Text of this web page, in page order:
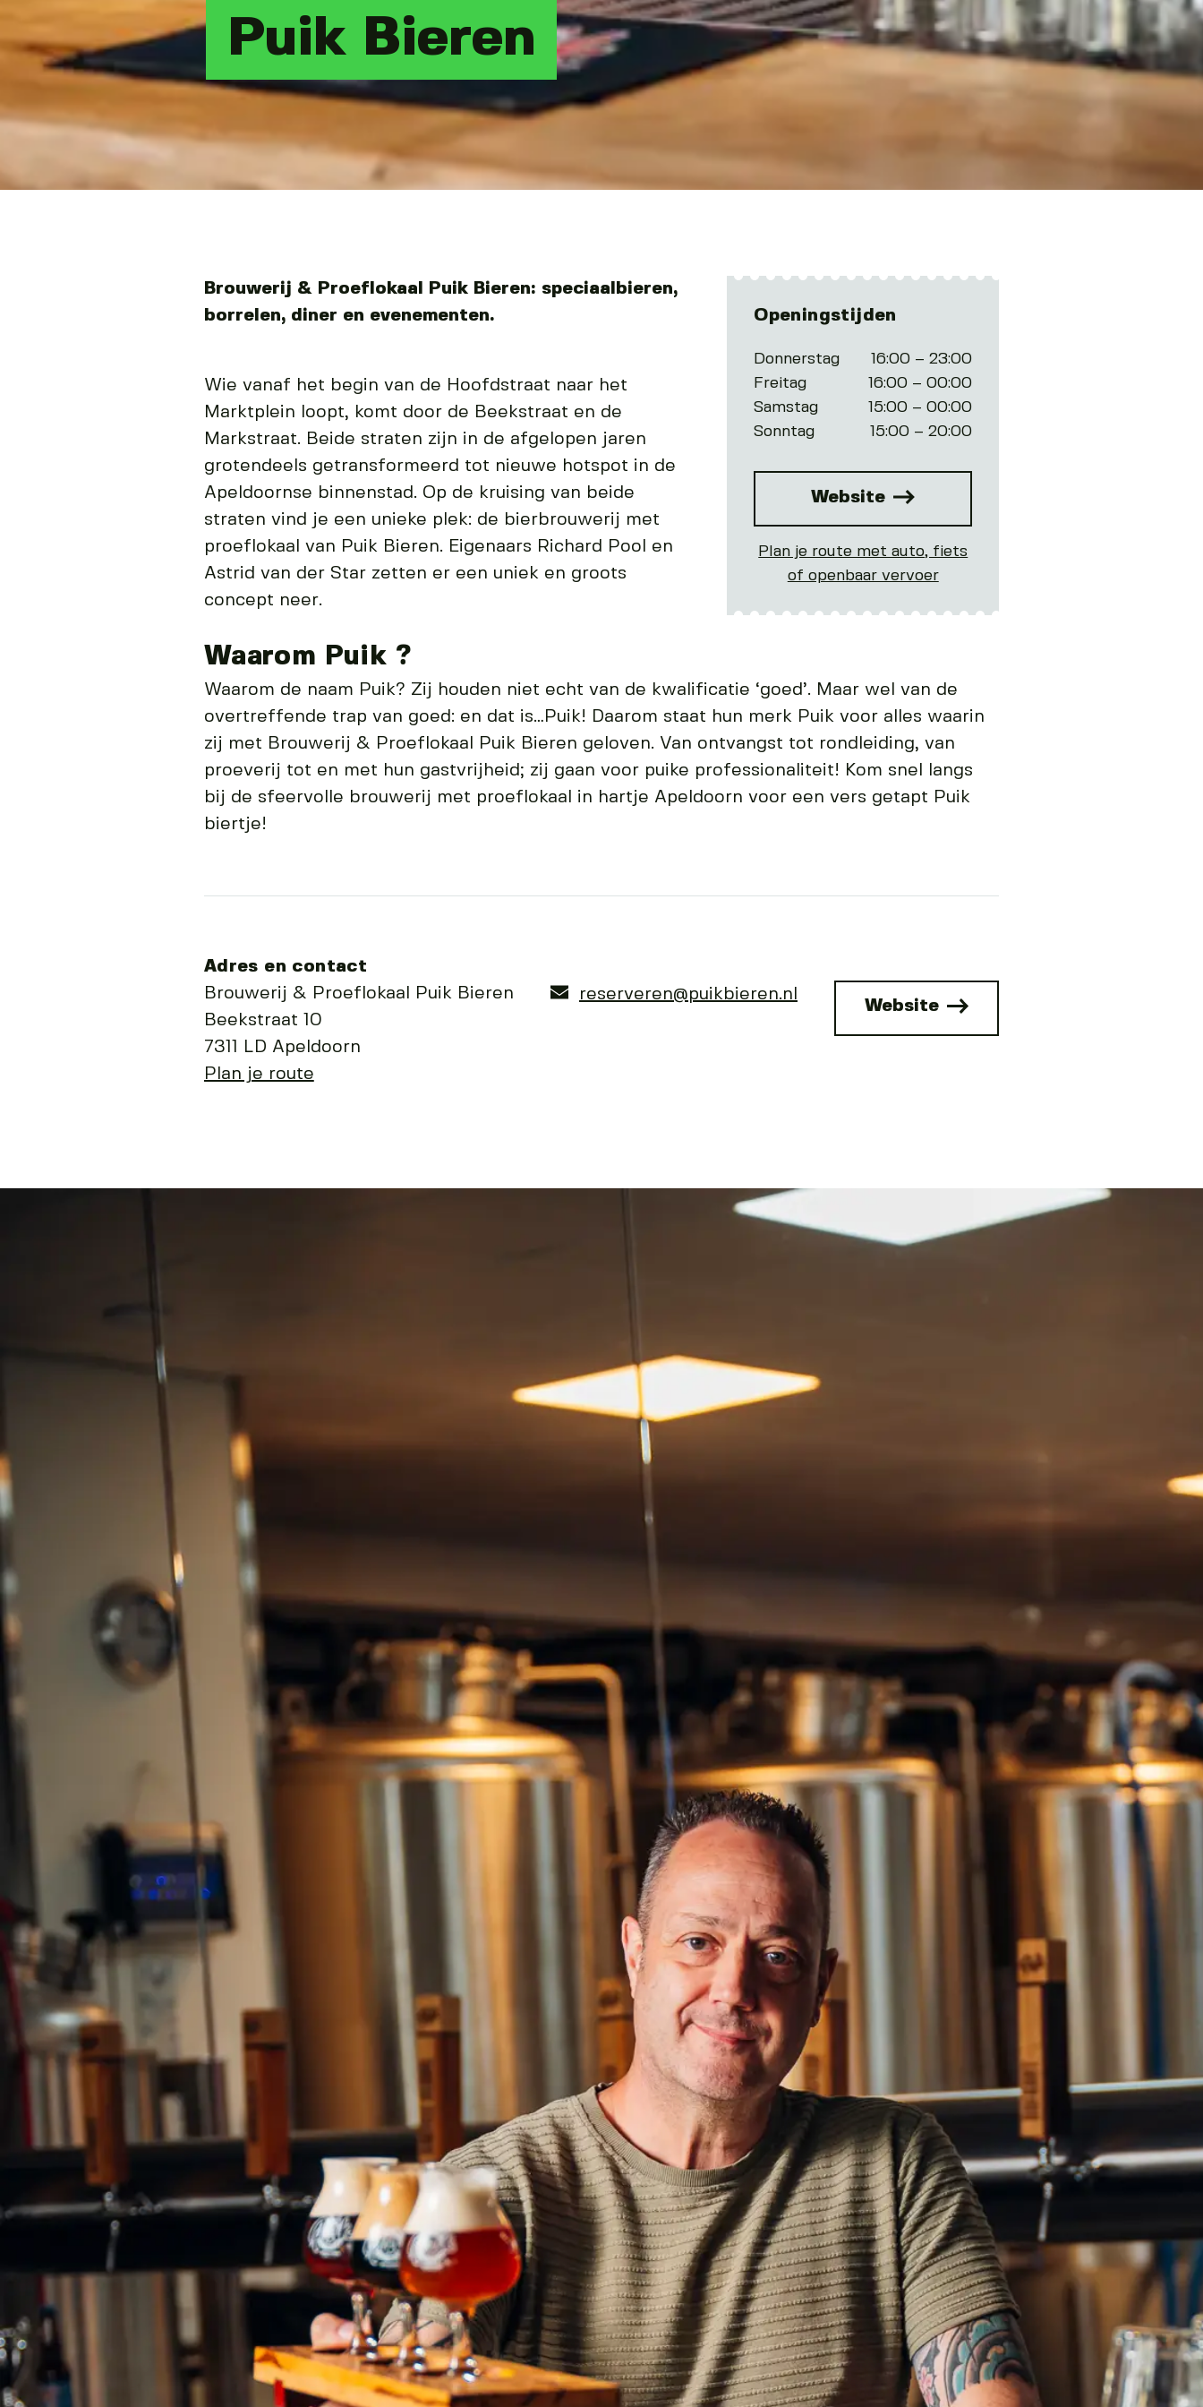
Puik Bieren
Openingstijden
Donnerstag
16:00 – 23:00
Freitag
16:00 – 00:00
Samstag
15:00 – 00:00
Sonntag
15:00 – 20:00
Website
Plan je route met auto, fiets
of openbaar vervoer
Brouwerij & Proeflokaal Puik Bieren: speciaalbieren,
borrelen, diner en evenementen.
Wie vanaf het begin van de Hoofdstraat naar het
Marktplein loopt, komt door de Beekstraat en de
Markstraat. Beide straten zijn in de afgelopen jaren
grotendeels getransformeerd tot nieuwe hotspot in de
Apeldoornse binnenstad. Op de kruising van beide
straten vind je een unieke plek: de bierbrouwerij met
proeflokaal van Puik Bieren. Eigenaars Richard Pool en
Astrid van der Star zetten er een uniek en groots
concept neer.
Waarom Puik ?
Waarom de naam Puik? Zij houden niet echt van de kwalificatie ‘goed’. Maar wel van de
overtreffende trap van goed: en dat is…Puik! Daarom staat hun merk Puik voor alles waarin
zij met Brouwerij & Proeflokaal Puik Bieren geloven. Van ontvangst tot rondleiding, van
proeverij tot en met hun gastvrijheid; zij gaan voor puike professionaliteit! Kom snel langs
bij de sfeervolle brouwerij met proeflokaal in hartje Apeldoorn voor een vers getapt Puik
biertje!
Adres en contact
Brouwerij & Proeflokaal Puik Bieren
Beekstraat 10
7311 LD Apeldoorn
Plan je route
reserveren@puikbieren.nl
Website